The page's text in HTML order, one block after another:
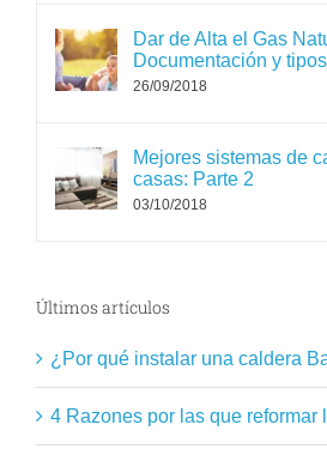
Dar de Alta el Gas
Documentación y
26/09/2018
Mejores sistemas de
casas: Parte 2
03/10/2018
Últimos artículos
¿Por qué instalar una caldera
4 Razones por las que reformar